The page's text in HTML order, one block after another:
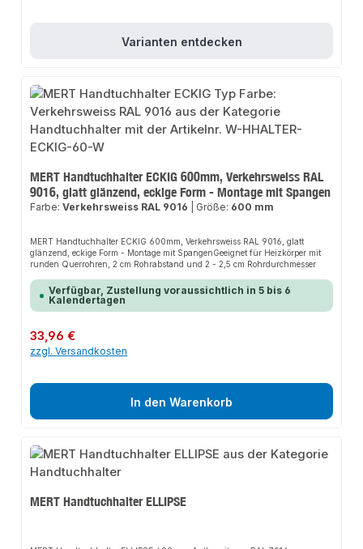
Varianten entdecken
MERT Handtuchhalter ECKIG 600mm, Verkehrsweiss RAL
9016, glatt glänzend, eckige Form - Montage mit Spangen
Farbe:Verkehrsweiss RAL 9016 Größe: 600 mm
MERT Handtuchhalter ECKIG 600mm, Verkehrsweiss RAL 9016, glatt
glänzend, eckige Form - Montage mit SpangenGeeignet für Heizkörper mit
runden Querrohren, 2 cm Rohrabstand und 2 - 2,5 cm Rohrdurchmesser
Verfügbar, Zustellung voraussichtlich in 5 bis 6
Kalendertagen
Regulärer Preis:
33,96 €
zzgl. Versandkosten
In den Warenkorb
MERT Handtuchhalter ELLIPSE